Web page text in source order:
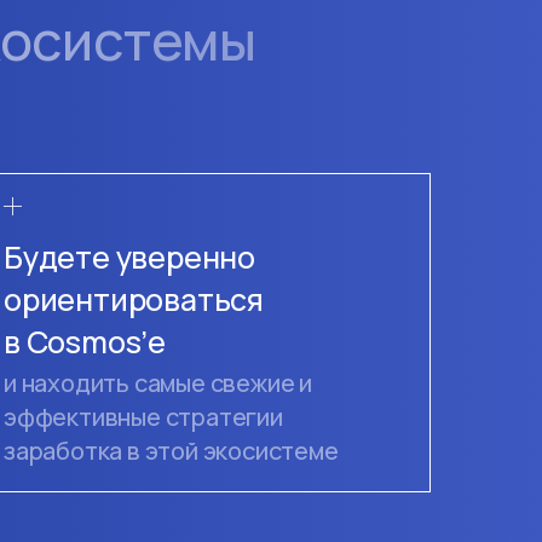
и находить самые свежие и
эффективные стратегии
заработка в этой экосистеме
Будете уверенно
ориентироваться
в Cosmos’е